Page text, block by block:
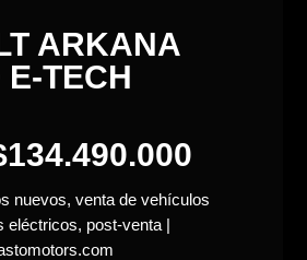
ARKANA
TECH
nuevos, venta de vehículos
eléctricos, post-venta |